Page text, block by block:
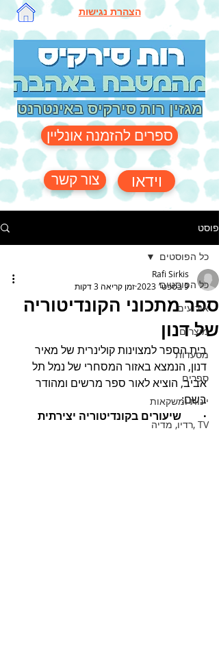
הצהרת נגישות
מגזין רות סירקיס באינטרנט
ספרים להזמנה אונליין
צור קשר וידאו
פוסט
כל הפוסטים
אירועים
מוצרים
מסעדות
ספרים
יינות ומשקאות
TV ,רדיו, מדיה
כל הפוסטים
ספר מתכוני הקונדיטוריה
של דנון
Rafi Sirkis
9 בספט׳ 2023
זמן קריאה 3 דקות
בית הספר למצוינות קולינרית של מאיר
דנון, הנמצא באזור המסחרי של נמל תל
אביב, הוציא לאור ספר מרשים ומהודר
בשם:
·        שיעורים בקונדיטוריה יצירתית